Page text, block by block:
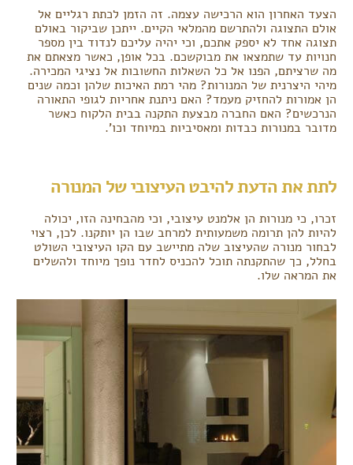
הצעד האחרון הוא הרכישה עצמה. זה הזמן לכתת רגליים אל
אולם התצוגה ולהתרשם מהמלאי הקיים. ייתכן שביקור באולם
תצוגה אחד לא יספק אתכם, וכי יהיה עליכם לנדוד בין מספר
חנויות עד שתמצאו את מבוקשכם. בכל אופן, כאשר מצאתם את
מה שרציתם, הפנו אל כל השאלות החשובות אל נציגי המכירה.
מיהי היצרנית של המנורות? מהי רמת האיכות שלהן וכמה שנים
הן אמורות להחזיק מעמד? האם ניתנת אחריות לגופי התאורה
הנרכשים? האם החברה מבצעת התקנה בבית הלקוח כאשר
מדובר במנורות כבדות ומאסיביות במיוחד וכו'.
לתת את הדעת להיבט העיצובי של המנורה
זכרו, כי מנורות הן אלמנט עיצובי, וכי מהבחינה הזו, יכולה
להיות להן תרומה משמעותית למרחב שבו הן יותקנו. לכן, רצוי
לבחור מנורה שהעיצוב שלה מתיישב עם הקו העיצובי השולט
בחלל, כך שהתקנתה תוכל להכניס לחדר נופך מיוחד ולהשלים
את המראה שלו.